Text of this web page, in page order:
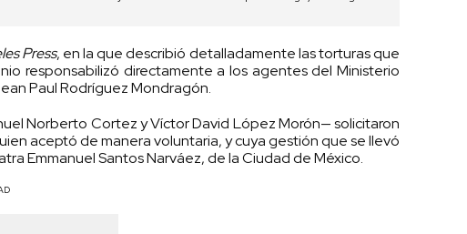
Press, en la que describió detalladamente las torturas que
responsabilizó directamente a los agentes del Ministerio
Paul Rodríguez Mondragón.
Norberto Cortez y Víctor David López Morón— solicitaron
aceptó de manera voluntaria, y cuya gestión que se llevó
Emmanuel Santos Narváez, de la Ciudad de México.